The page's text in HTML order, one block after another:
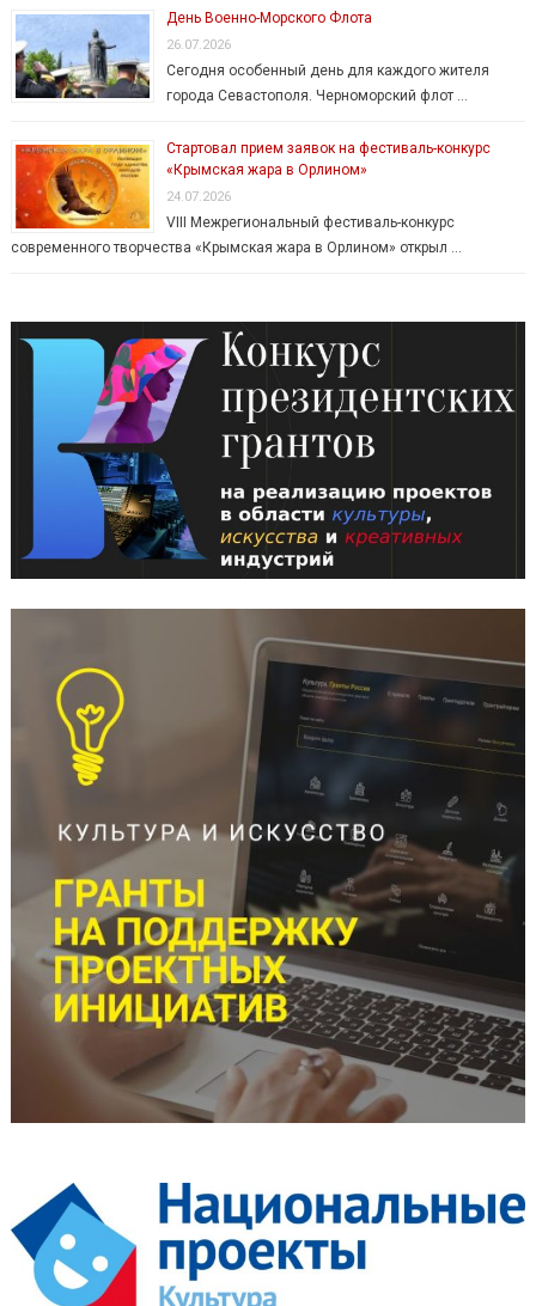
День Военно-Морского Флота
26.07.2026
Сегодня особенный день для каждого жителя
города Севастополя. Черноморский флот …
Стартовал прием заявок на фестиваль-конкурс
«Крымская жара в Орлином»
24.07.2026
VIII Межрегиональный фестиваль-конкурс
современного творчества «Крымская жара в Орлином» открыл …